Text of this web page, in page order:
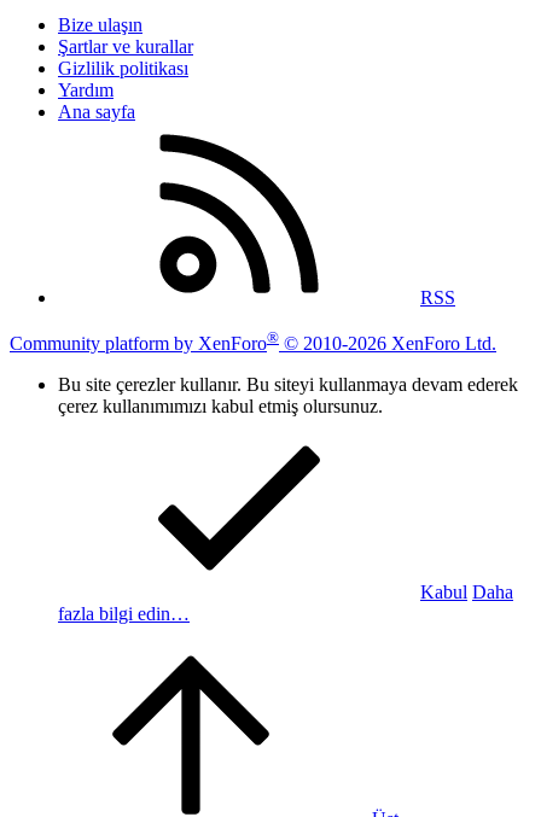
Bize ulaşın
Şartlar ve kurallar
Gizlilik politikası
Yardım
Ana sayfa
RSS
Community platform by XenForo® © 2010-2026 XenForo Ltd.
Bu site çerezler kullanır. Bu siteyi kullanmaya devam ederek
çerez kullanımımızı kabul etmiş olursunuz.
Kabul Daha
fazla bilgi edin…